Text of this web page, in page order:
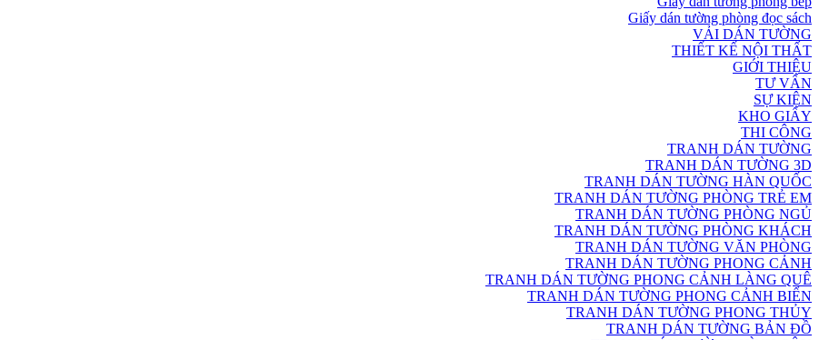
Giấy dán tường phòng đọc sách
VẢI DÁN TƯỜNG
THIẾT KẾ NỘI THẤT
GIỚI THIỆU
TƯ VẤN
SỰ KIỆN
KHO GIẤY
THI CÔNG
TRANH DÁN TƯỜNG
TRANH DÁN TƯỜNG 3D
TRANH DÁN TƯỜNG HÀN QUỐC
TRANH DÁN TƯỜNG PHÒNG TRẺ EM
TRANH DÁN TƯỜNG PHÒNG NGỦ
TRANH DÁN TƯỜNG PHÒNG KHÁCH
TRANH DÁN TƯỜNG VĂN PHÒNG
TRANH DÁN TƯỜNG PHONG CẢNH
TRANH DÁN TƯỜNG PHONG CẢNH LÀNG QUÊ
TRANH DÁN TƯỜNG PHONG CẢNH BIỂN
TRANH DÁN TƯỜNG PHONG THỦY
TRANH DÁN TƯỜNG BẢN ĐỒ